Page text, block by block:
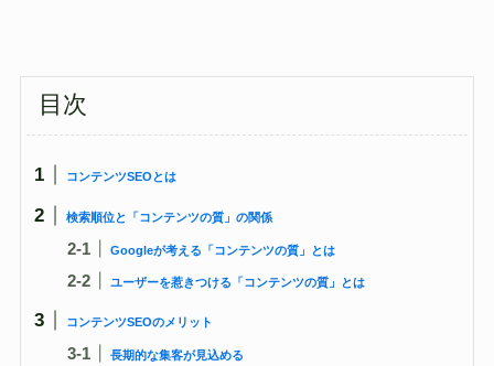
目次
コンテンツSEOとは
検索順位と「コンテンツの質」の関係
Googleが考える「コンテンツの質」とは
ユーザーを惹きつける「コンテンツの質」とは
コンテンツSEOのメリット
長期的な集客が見込める